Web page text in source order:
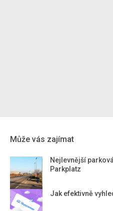
Může vás zajímat
Nejlevnější
Parkplatz
Jak efektivně